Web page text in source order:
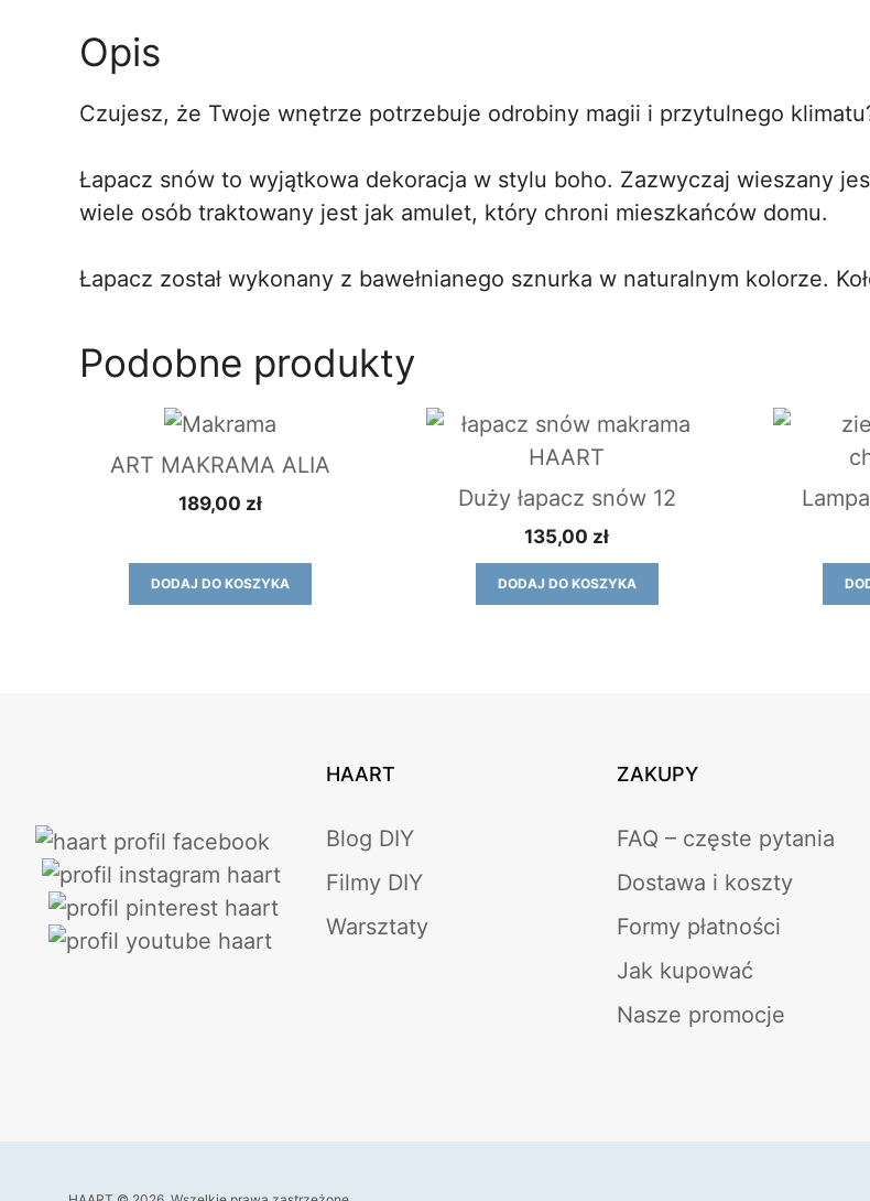
Opis
Czujesz, że Twoje wnętrze potrzebuje odrobiny magii i przytulnego
Łapacz snów to wyjątkowa dekoracja w stylu boho. Zazwyczaj wieszany
wiele osób traktowany jest jak amulet, który chroni mieszkańców domu.
Łapacz został wykonany z bawełnianego sznurka w naturalnym kolorze.
Podobne produkty
ART MAKRAMA ALIA
189,00 zł
DODAJ DO KOSZYKA
Duży łapacz snów 12
135,00 zł
DODAJ DO KOSZYKA
HAART
Blog DIY
Filmy DIY
Warsztaty
ZAKUPY
FAQ – częste pytania
Dostawa i koszty
Formy płatności
Jak kupować
Nasze promocje